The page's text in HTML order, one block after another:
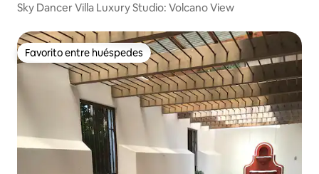
Cristóbal El Alto
Sky Dancer Villa Luxury Studio: Volcano View
Favorito entre huéspedes
Favorito entre huéspedes